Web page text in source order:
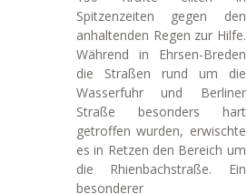
Spitzenzeiten gegen den
anhaltenden Regen zur Hilfe.
Während in Ehrsen-Breden
die Straßen rund um die
Wasserfuhr und Berliner
Straße besonders hart
getroffen wurden, erwischte
es in Retzen den Bereich um
die Rhienbachstraße. Ein
besonderer